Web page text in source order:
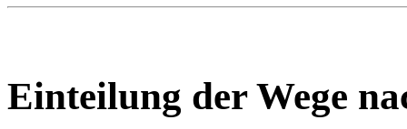
Einteilung der Wege